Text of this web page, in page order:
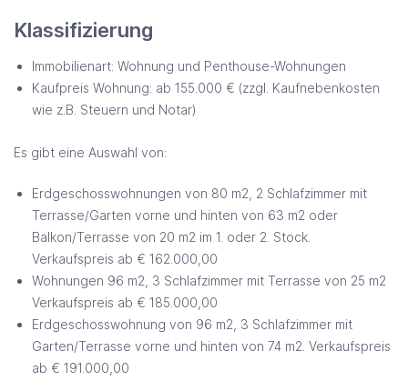
Klassifizierung
Immobilienart: Wohnung und Penthouse-Wohnungen
Kaufpreis Wohnung: ab 155.000 € (zzgl. Kaufnebenkosten
wie z.B. Steuern und Notar)
Es gibt eine Auswahl von:
Erdgeschosswohnungen von 80 m2, 2 Schlafzimmer mit
Terrasse/Garten vorne und hinten von 63 m2 oder
Balkon/Terrasse von 20 m2 im 1. oder 2. Stock.
Verkaufspreis ab € 162.000,00
Wohnungen 96 m2, 3 Schlafzimmer mit Terrasse von 25 m2
Verkaufspreis ab € 185.000,00
Erdgeschosswohnung von 96 m2, 3 Schlafzimmer mit
Garten/Terrasse vorne und hinten von 74 m2. Verkaufspreis
ab € 191.000,00